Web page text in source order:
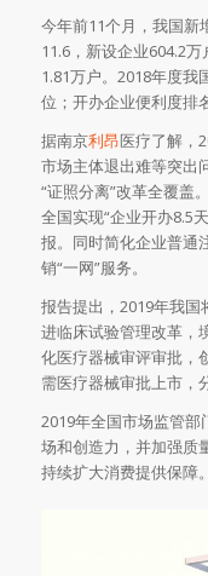
今年前11个月，我国新
11.6，新设企业604.2
1.81万户。2018年度
位；开办企业便利度排
据南京利昂医疗了解，
市场主体退出难等突出
“证照分离”改革全覆盖
全国实现“企业开办8.5
报。同时简化企业普通
销“一网”服务。
报告提出，2019年我
进临床试验管理改革，
化医疗器械审评审批，
需医疗器械审批上市，
2019年全国市场监管
场和创造力，并加强质
持续扩大消费提供保障。